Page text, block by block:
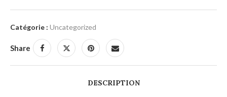
Catégorie : Uncategorized
Share
DESCRIPTION